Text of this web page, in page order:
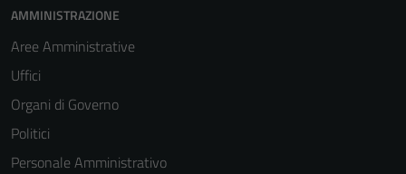
AMMINISTRAZIONE
Aree Amministrative
Uffici
Organi di Governo
Politici
Personale Amministrativo